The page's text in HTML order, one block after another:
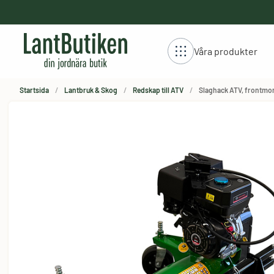
Våra produkter
Startsida Lantbruk & Skog Redskap till ATV Slaghack ATV,